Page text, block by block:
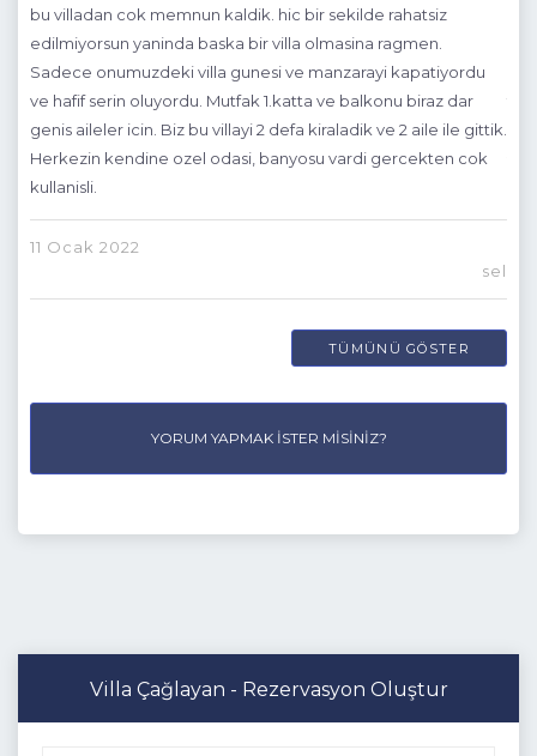
bu villadan cok memnun kaldik. hic bir sekilde rahatsiz
edilmiyorsun yaninda baska bir villa olmasina ragmen.
Sadece onumuzdeki villa gunesi ve manzarayi kapatiyordu
ve hafif serin oluyordu. Mutfak 1.katta ve balkonu biraz dar
genis aileler icin. Biz bu villayi 2 defa kiraladik ve 2 aile ile gittik.
Herkezin kendine ozel odasi, banyosu vardi gercekten cok
kullanisli.
11 Ocak 2022
sel
TÜMÜNÜ GÖSTER
YORUM YAPMAK İSTER MISINIZ?
Villa Çağlayan - Rezervasyon Oluştur